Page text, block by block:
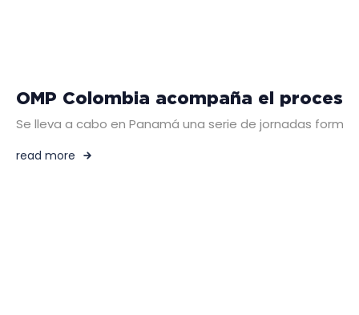
OMP Colombia acompaña el
Se lleva a cabo en Panamá una serie de jornadas
read more